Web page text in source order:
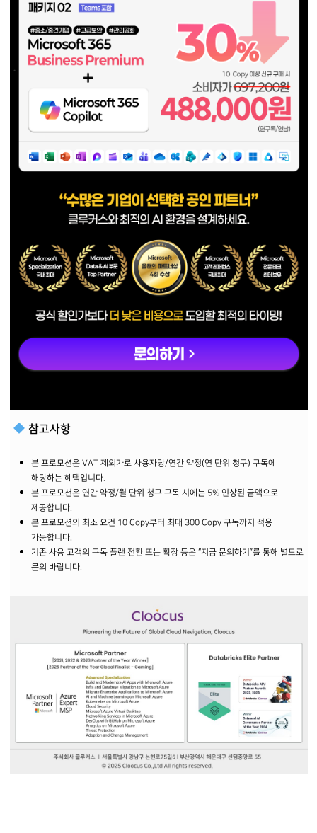
참고사항
본 프로모션은 VAT 제외가로 사용자당/연간 약정(연 단위 청구) 구독에
해당하는 혜택입니다.
본 프로모션은 연간 약정/월 단위 청구 구독 시에는 5% 인상된 금액으로
제공합니다.
본 프로모션의 최소 요건 10 Copy부터 최대 300 Copy 구독까지 적용
가능합니다.
기존 사용 고객의 구독 플랜 전환 또는 확장 등은 “지금 문의하기”를 통해 별도로
문의 바랍니다.